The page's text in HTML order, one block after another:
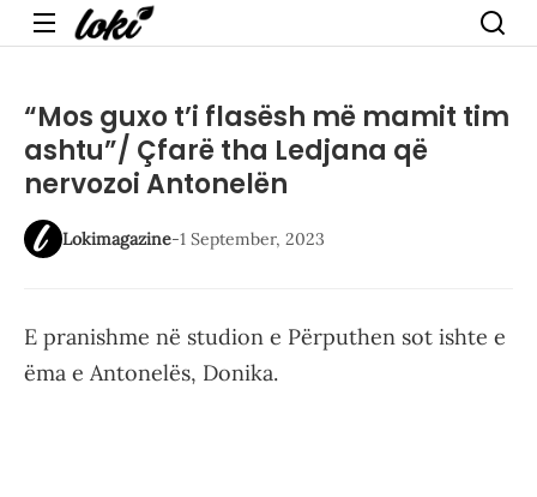
Menu
“Mos guxo t’i flasësh më mamit tim
ashtu”/ Çfarë tha Ledjana që
nervozoi Antonelën
Lokimagazine-1 September, 2023
E pranishme në studion e Përputhen sot ishte e
ëma e Antonelës, Donika.